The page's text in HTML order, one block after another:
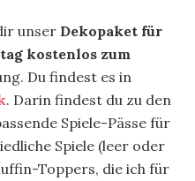
unser Dekopaket für
kostenlos zum
Du findest es in
. Darin findest du zu den
Spiele-Pässe für
Spiele (leer oder
Toppers, die ich für